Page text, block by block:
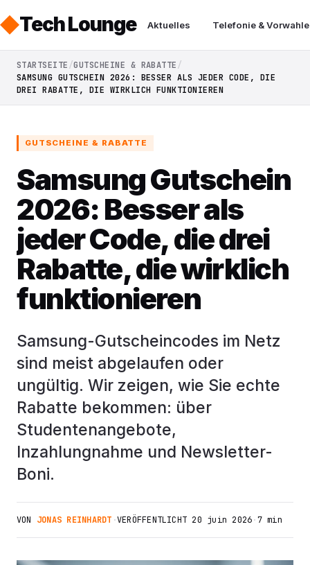
Tech Lounge Aktuelles Telefonie &
STARTSEITE GUTSCHEINE & RABATTE
SAMSUNG GUTSCHEIN 2026: BESSER ALS JEDER CODE, DIE
DREI RABATTE, DIE WIRKLICH FUNKTIONIEREN
GUTSCHEINE & RABATTE
Samsung Gutschein
2026: Besser als
jeder Code, die drei
Rabatte, die wirklich
funktionieren
Samsung-Gutscheincodes im Netz
sind meist abgelaufen oder
ungültig. Wir zeigen, wie Sie echte
Rabatte bekommen: über
Studentenangebote,
Inzahlungnahme und Newsletter-
Boni.
VON JONAS REINHARDT ·VERÖFFENTLICHT 20 juin 2026·7 min